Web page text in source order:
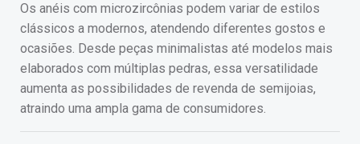
Os anéis com microzircônias podem variar de estilos
clássicos a modernos, atendendo diferentes gostos e
ocasiões. Desde peças minimalistas até modelos mais
elaborados com múltiplas pedras, essa versatilidade
aumenta as possibilidades de revenda de semijoias,
atraindo uma ampla gama de consumidores.